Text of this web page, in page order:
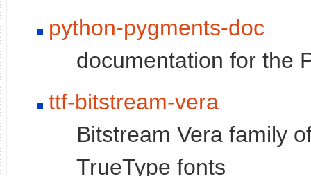
python-pygments-doc
documentation for the
ttf-bitstream-vera
Bitstream Vera family
TrueType fonts